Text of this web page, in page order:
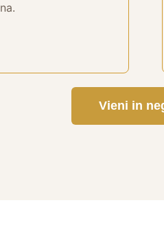
Vieni in